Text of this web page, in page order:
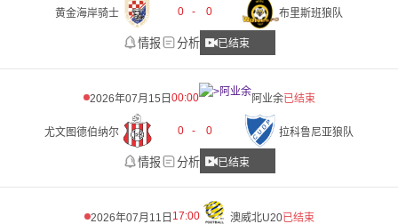
黄金海岸骑士 0 - 0 布里斯班狼队
情报 分析 已结束
2026年07月15日 00:00 阿业余已结束
尤文图德伯纳尔 0 - 0 拉科鲁尼亚狼队
情报 分析 已结束
2026年07月11日 17:00 澳威北U20已结束